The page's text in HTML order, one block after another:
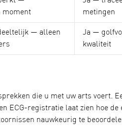
moment
metingen
— alleen
Ja —
kwaliteit
die u met uw arts voert.
ECG-registratie laat zien hoe
nauwkeurig te